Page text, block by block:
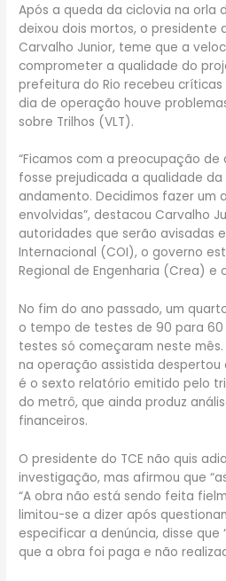
Após a queda da ciclovia na orla
deixou dois mortos, o presidente
Carvalho Junior, teme que a
comprometer a qualidade do
prefeitura do Rio recebeu
dia de operação houve
sobre Trilhos (VLT).
“Ficamos com a preocupação
fosse prejudicada a qualidade
andamento. Decidimos fazer um
envolvidas”, destacou Carvalho
autoridades que serão avisadas
Internacional (COI), o governo
Regional de Engenharia (Crea) e
No fim do ano passado, um
o tempo de testes de 90 para 60
testes só começaram neste
na operação assistida despertou
é o sexto relatório emitido pelo
do metrô, que ainda produz
financeiros.
O presidente do TCE não quis
investigação, mas afirmou que
“A obra não está sendo feita
limitou-se a dizer após
especificar a denúncia, disse que
que a obra foi paga e não